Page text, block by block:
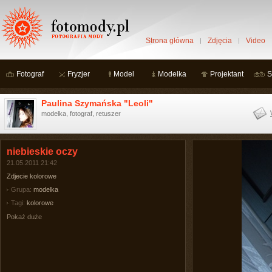
Strona główna Zdjęcia Video
Fotograf Fryzjer Model Modelka Projektant
Paulina Szymańska "Leoli"
modelka, fotograf, retuszer
niebieskie oczy
21.05.2011 21:42
Zdjecie kolorowe
Grupa: modelka
Tagi: kolorowe
Pokaż duże